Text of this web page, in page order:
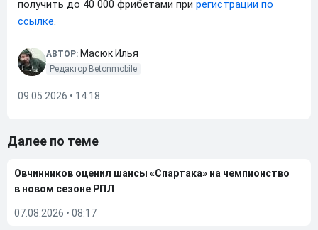
получить до 40 000 фрибетами при регистрации по
ссылке.
АВТОР: Масюк Илья
Редактор Betonmobile
09.05.2026 • 14:18
Далее по теме
Овчинников оценил шансы «Спартака» на чемпионство
в новом сезоне РПЛ
07.08.2026 • 08:17